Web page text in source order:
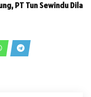
Tun Sewindu